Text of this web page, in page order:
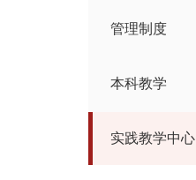
管理制度
本科教学
实践教学中心